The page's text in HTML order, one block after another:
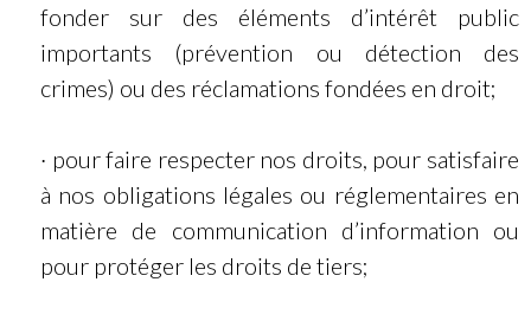
fonder sur des éléments d’intérêt public
importants (prévention ou détection des
crimes) ou des réclamations fondées en droit;
· pour faire respecter nos droits, pour satisfaire
à nos obligations légales ou réglementaires en
matière de communication d’information ou
pour protéger les droits de tiers;